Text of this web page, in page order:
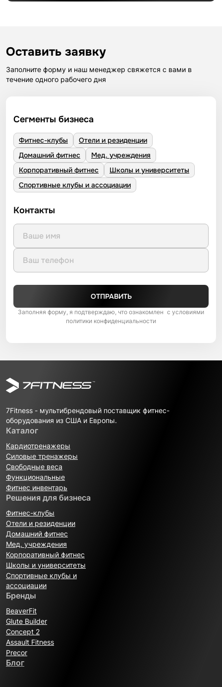
Оставить заявку
Заполните форму и наш менеджер свяжется с вами в
течение одного рабочего дня
Сегменты бизнеса
Фитнес-клубы
Отели и резиденции
Домашний фитнес
Мед. учреждения
Корпоративный фитнес
Школы и университеты
Спортивные клубы и ассоциации
Контакты
ОТПРАВИТЬ
Заполняя форму, я подтверждаю, что ознакомлен с условиями
политики конфиденциальности
7Fitness - мультибрендовый поставщик фитнес-
оборудования из США и Европы.
Каталог
Кардиотренажеры
Силовые тренажеры
Свободные веса
Функциональные
Фитнес инвентарь
Решения для бизнеса
Фитнес-клубы
Отели и резиденции
Домашний фитнес
Мед. учреждения
Корпоративный фитнес
Школы и университеты
Спортивные клубы и
ассоциации
Бренды
BeaverFit
Glute Builder
Concept 2
Assault Fitness
Precor
Блог